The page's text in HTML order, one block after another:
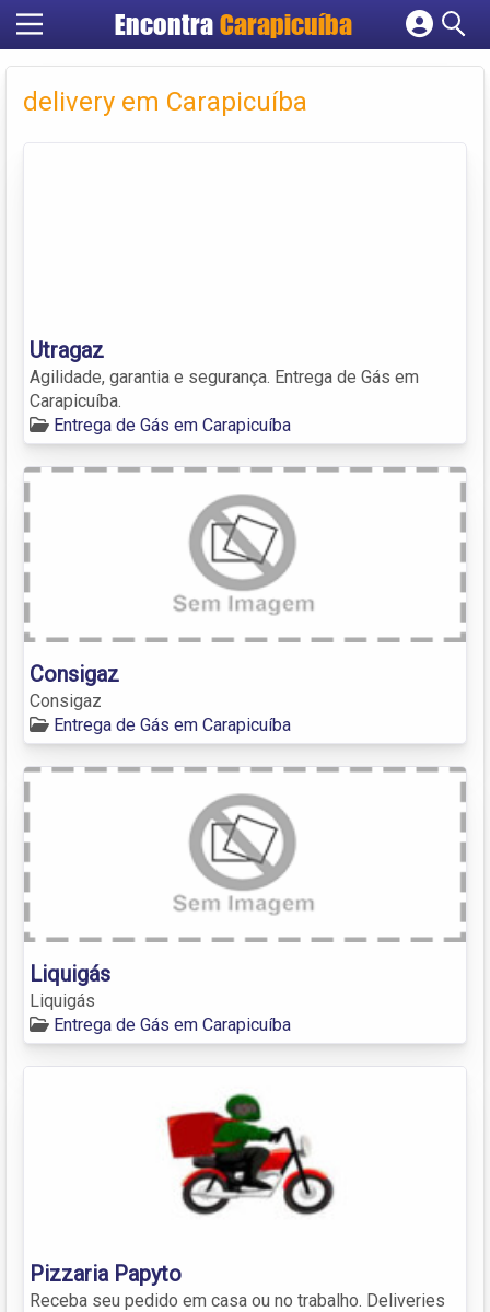
EncontraCarapicuíba
Cadastrar empresa
Criar conta
delivery em Carapicuíba
Utragaz
Agilidade, garantia e segurança. Entrega de Gás em
Carapicuíba.
Entrega de Gás em Carapicuíba
Consigaz
Consigaz
Entrega de Gás em Carapicuíba
Liquigás
Liquigás
Entrega de Gás em Carapicuíba
Pizzaria Papyto
Receba seu pedido em casa ou no trabalho. Deliveries